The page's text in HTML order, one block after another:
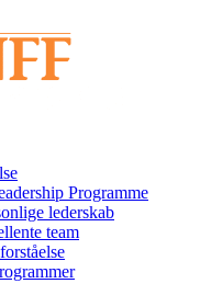
Programme
lederskab
team